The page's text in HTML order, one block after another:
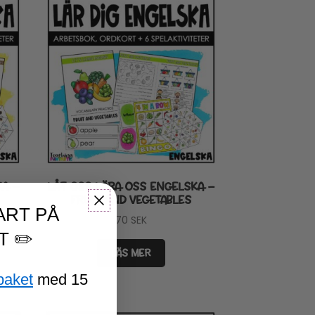
–
LÅT OSS LÄRA OSS ENGELSKA –
FRUIT AND VEGETABLES
70 SEK
LÄS MER
PÅ
✏️
med 15